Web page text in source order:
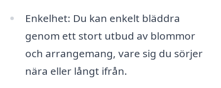
Enkelhet: Du kan enkelt bläddra
genom ett stort utbud av blommor
och arrangemang, vare sig du sörjer
nära eller långt ifrån.